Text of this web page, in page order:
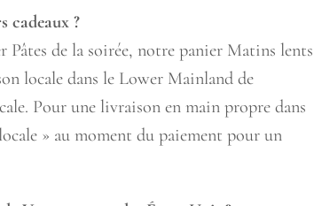
cadeaux ?
de la soirée, notre panier Matins lents
locale dans le Lower Mainland de
Pour une livraison en main propre dans
» au moment du paiement pour un